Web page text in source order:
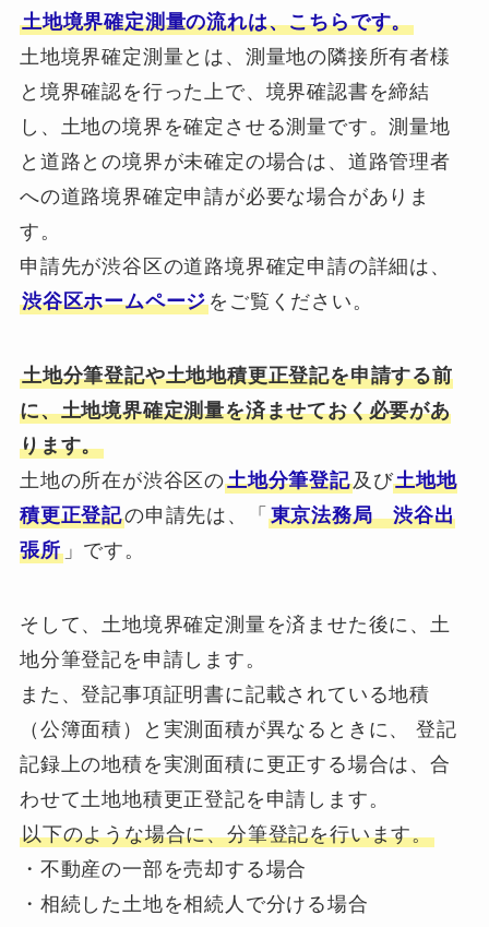
土地境界確定測量の流れは、こちらです。
土地境界確定測量とは、測量地の隣接所有者様
と境界確認を行った上で、境界確認書を締結
し、土地の境界を確定させる測量です。測量地
と道路との境界が未確定の場合は、道路管理者
への道路境界確定申請が必要な場合がありま
す。
申請先が渋谷区の道路境界確定申請の詳細は、
渋谷区ホームページをご覧ください。
土地分筆登記や土地地積更正登記を申請する前
に、土地境界確定測量を済ませておく必要があ
ります。
土地の所在が渋谷区の土地分筆登記及び土地地
積更正登記の申請先は、「 東京法務局 渋谷出
張所」です。
そして、土地境界確定測量を済ませた後に、土
地分筆登記を申請します。
また、登記事項証明書に記載されている地積
（公簿面積）と実測面積が異なるときに、 登記
記録上の地積を実測面積に更正する場合は、合
わせて土地地積更正登記を申請します。
以下のような場合に、分筆登記を行います。
・不動産の一部を売却する場合
・相続した土地を相続人で分ける場合